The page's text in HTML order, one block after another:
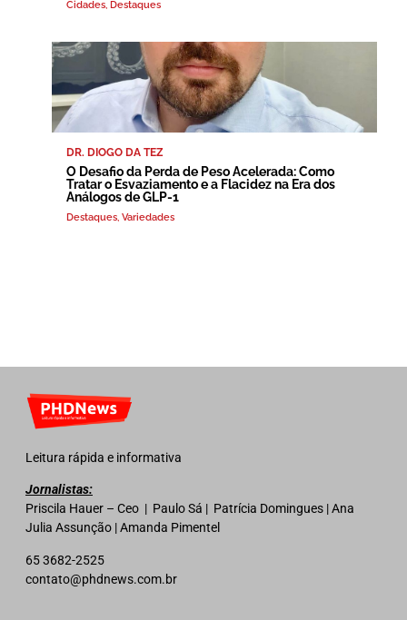
Cidades, Destaques
DR. DIOGO DA TEZ
O Desafio da Perda de Peso Acelerada: Como
Tratar o Esvaziamento e a Flacidez na Era dos
Análogos de GLP-1
Destaques, Variedades
Leitura rápida e informativa
Jornalistas:
Priscila Hauer – Ceo | Paulo Sá | Patrícia Domingues | Ana
Julia Assunção | Amanda Pimentel
65 3682-2525
contato@phdnews.com.br